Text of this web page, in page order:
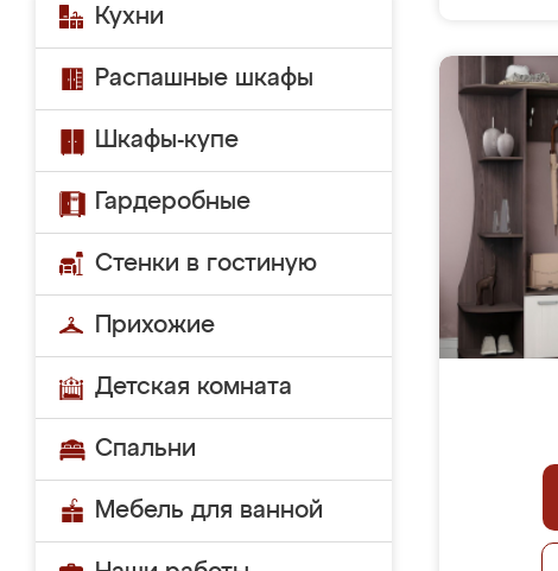
Кухни
Распашные шкафы
Шкафы-купе
Гардеробные
Стенки в гостиную
Прихожие
Детская комната
Спальни
Мебель для ванной